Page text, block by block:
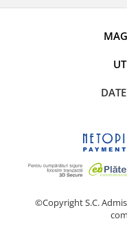
©Copyright S.C.